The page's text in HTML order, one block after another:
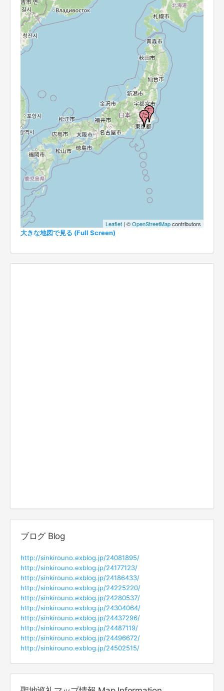
Leaflet | ©OpenStreetMapcontributors
大きな地図で見る (Full Screen)
ブログ Blog
http://sinkirouno.exblog.jp/24081895/
http://sinkirouno.exblog.jp/24177123/
http://sinkirouno.exblog.jp/24186433/
http://sinkirouno.exblog.jp/24225220/
http://sinkirouno.exblog.jp/24280537/
http://sinkirouno.exblog.jp/24304064/
http://sinkirouno.exblog.jp/24437296/
http://sinkirouno.exblog.jp/24487119/
http://sinkirouno.exblog.jp/24496672/
http://sinkirouno.exblog.jp/24502515/